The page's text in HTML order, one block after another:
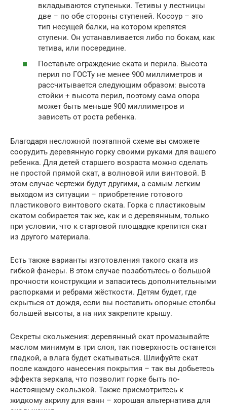
вкладываются ступеньки. Тетивы у лестницы
две – по обе стороны ступеней. Косоур – это
тип несущей балки, на котором крепятся
ступени. Он устанавливается либо по бокам, как
тетива, или посередине.
Поставьте ограждение ската и перила. Высота
перил по ГОСТу не менее 900 миллиметров и
рассчитывается следующим образом: высота
стойки + высота перил, поэтому сама опора
может быть меньше 900 миллиметров и
зависеть от роста ребенка.
Благодаря несложной поэтапной схеме вы сможете
соорудить деревянную горку своими руками для вашего
ребенка. Для детей старшего возраста можно сделать
не простой прямой скат, а волновой или винтовой. В
этом случае чертежи будут другими, а самым легким
выходом из ситуации – приобретение готового
пластикового винтового ската. Горка с пластиковым
скатом собирается так же, как и с деревянным, только
при условии, что к стартовой площадке крепится скат
из другого материала.
Есть также варианты изготовления такого ската из
гибкой фанеры. В этом случае позаботьтесь о большой
прочности конструкции и запаситесь дополнительными
распорками и ребрами жёсткости. Детям будет, где
скрыться от дождя, если вы поставить опорные столбы
большей высоты, а на них закрепите крышу.
Секреты скольжения: деревянный скат промазывайте
маслом минимум в три слоя, так поверхность останется
гладкой, а влага будет скатываться. Шлифуйте скат
после каждого нанесения покрытия – так вы добьетесь
эффекта зеркала, что позволит горке быть по-
настоящему скользкой. Также присмотритесь к
жидкому акрилу для ванн – хорошая альтернатива для